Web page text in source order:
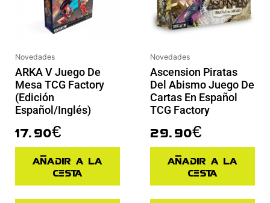
Novedades
ARKA V Juego De
Mesa TCG Factory
(Edición
Español/Inglés)
17.90€
Añadir a la
cesta
Novedades
Ascension Piratas
Del Abismo Juego De
Cartas En Español
TCG Factory
29.90€
Añadir a la
cesta